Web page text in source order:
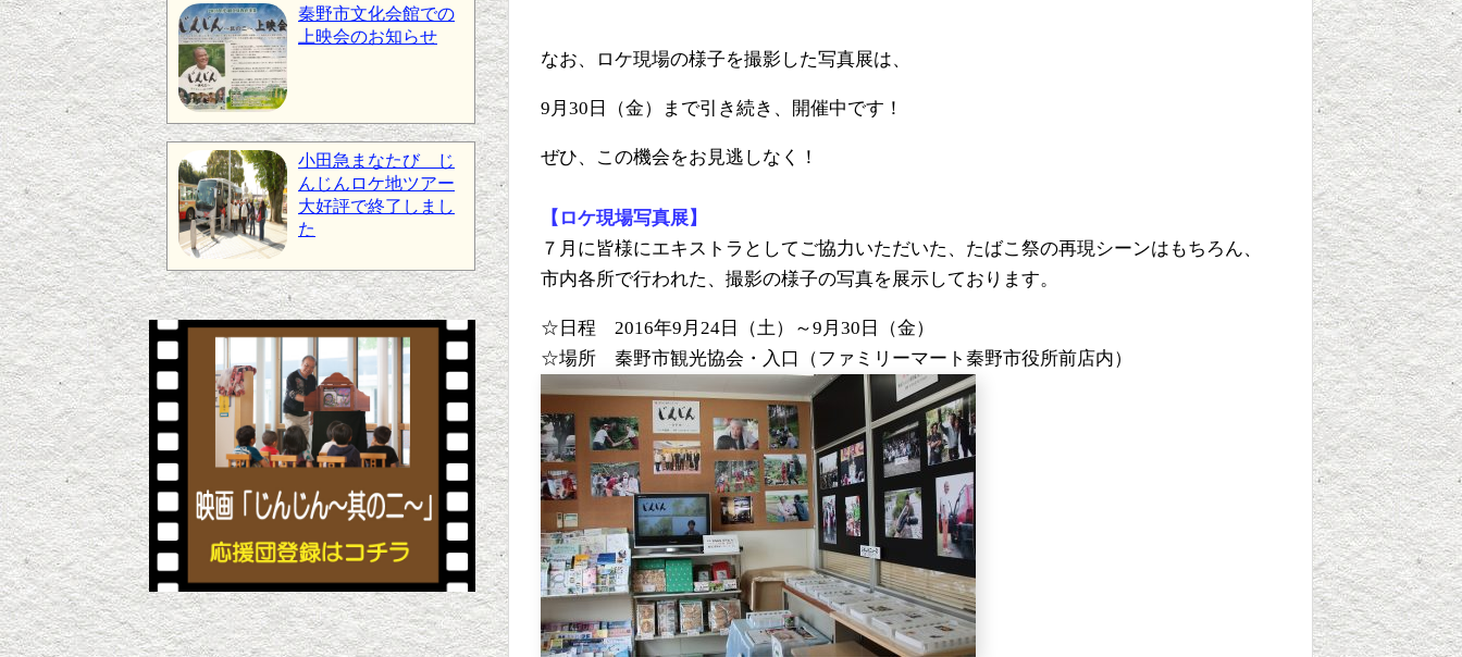
なお、ロケ現場の様子を撮影した写真展は、
9月30日（金）まで引き続き、開催中です！
ぜひ、この機会をお見逃しなく！
【ロケ現場写真展】
７ 月に皆様にエキストラとしてご協力いただいた、たばこ祭の再現シーンはもちろん、
市内各所で行われた、撮影の様子の写真を展示しております。
☆日程 2016年9 月 24 日（土）～9 月 30 日（金）
☆場所 秦野市観光協会・入口（ファミリーマート秦野市役所前店内）
秦野市文化会館での
上映会のお知らせ
小田急まなたび じ
んじんロケ地ツアー
大好評で終了しまし
た